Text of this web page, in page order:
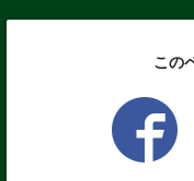
この